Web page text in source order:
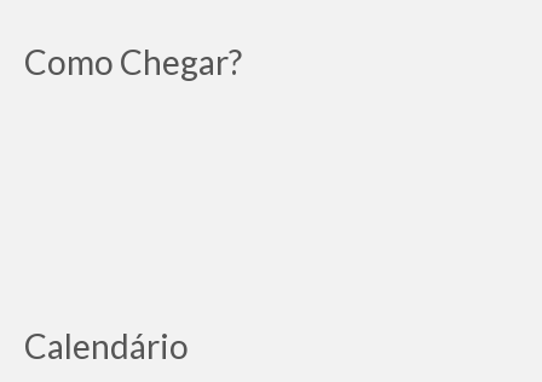
Como Chegar?
Calendário